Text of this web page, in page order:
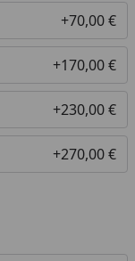
+70,00 €
+170,00 €
+230,00 €
+270,00 €